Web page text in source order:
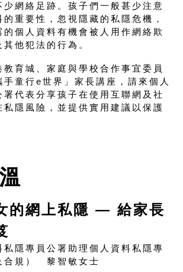
少網絡足跡。孩子們一般甚少注意
重要性，忽視隱藏的私隱危機，
的個人資料有機會被人用作網絡欺
他犯法的行為。
育城、家庭與學校合作事宜委員
童行e世界」家長講座，請來個人
署代表分享孩子在使用互聯網及社
私隱風險，並提供實用建議以保護
的網上私隱 — 給家長
私隱專員公署助理個人資料私隱專
合規） 黎智敏女士